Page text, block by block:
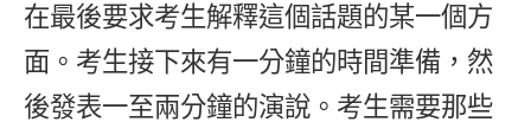
CNN聽力強化
新聞英文
在最後要求考生解釋這個話題的某一個方
面。考生接下來有一分鐘的時間準備，然
後發表一至兩分鐘的演說。考生需要那些